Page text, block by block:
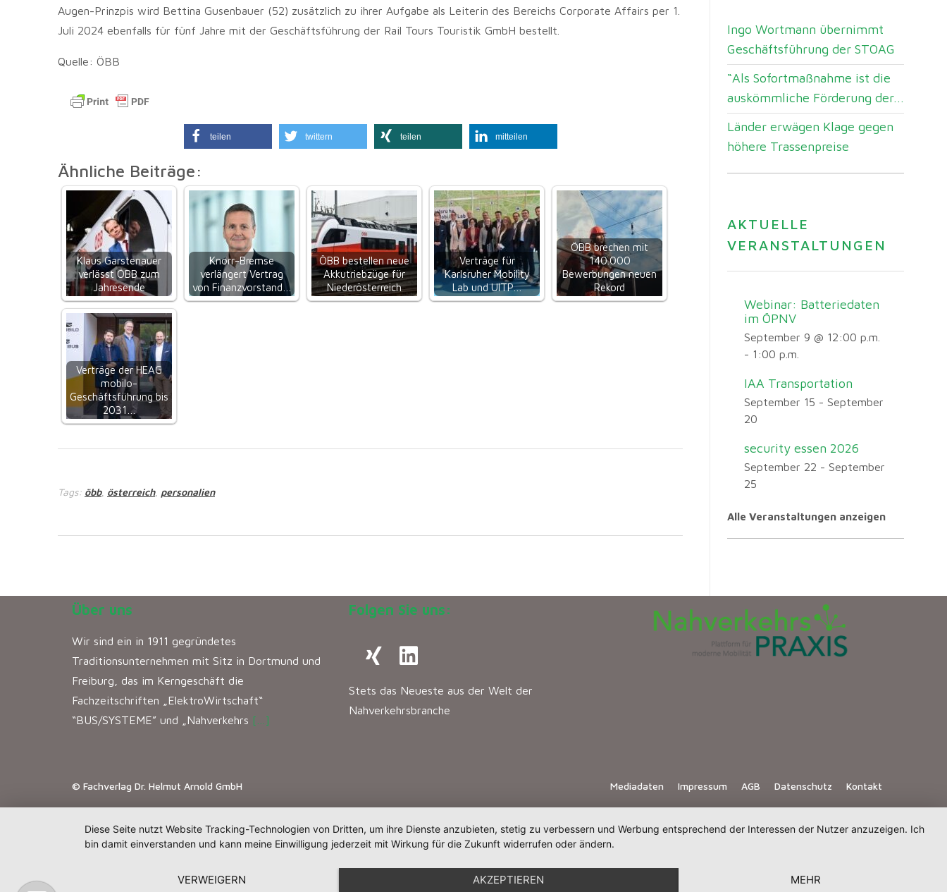
Augen-Prinzpis wird Bettina Gusenbauer (52) zusätzlich zu ihrer Aufgabe als Leiterin des Bereichs Corporate Affairs per 1.
Juli 2024 ebenfalls für fünf Jahre mit der Geschäftsführung der Rail Tours Touristik GmbH bestellt.
Quelle: ÖBB
teilen twittern teilen mitteilen
Ähnliche Beiträge:
Klaus Garstenauer
verlässt ÖBB zum
Jahresende
Knorr-Bremse
verlängert Vertrag
von Finanzvorstand…
ÖBB bestellen neue
Akkutriebzüge für
Niederösterreich
Verträge für
Karlsruher Mobility
Lab und UITP…
ÖBB brechen mit
140.000
Bewerbungen neuen
Rekord
Verträge der HEAG
mobilo-
Geschäftsführung bis
2031…
Tags: öbb, österreich, personalien
Ingo Wortmann übernimmt
Geschäftsführung der STOAG
“Als Sofortmaßnahme ist die
auskömmliche Förderung der...
Länder erwägen Klage gegen
höhere Trassenpreise
AKTUELLE
VERANSTALTUNGEN
Webinar: Batteriedaten
im ÖPNV
September 9 @ 12:00 p.m.
- 1:00 p.m.
IAA Transportation
September 15 - September
20
security essen 2026
September 22 - September
25
Alle Veranstaltungen anzeigen
Über uns
Wir sind ein in 1911 gegründetes
Traditionsunternehmen mit Sitz in Dortmund und
Freiburg, das im Kerngeschäft die
Fachzeitschriften „ElektroWirtschaft“
“BUS/SYSTEME” und „Nahverkehrs […]
Folgen Sie uns:
Stets das Neueste aus der Welt der
Nahverkehrsbranche
© Fachverlag Dr. Helmut Arnold GmbH Mediadaten Impressum AGB Datenschutz Kontakt
Diese Seite nutzt Website Tracking-Technologien von Dritten, um ihre Dienste anzubieten, stetig zu verbessern und Werbung entsprechend der Interessen der Nutzer anzuzeigen. Ich
bin damit einverstanden und kann meine Einwilligung jederzeit mit Wirkung für die Zukunft widerrufen oder ändern.
VERWEIGERN AKZEPTIEREN MEHR